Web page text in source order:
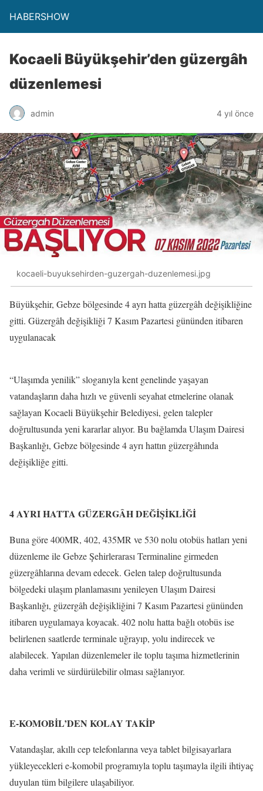
HABERSHOW
Kocaeli Büyükşehir’den güzergâh
düzenlemesi
admin 4 yıl önce
kocaeli-buyuksehirden-guzergah-duzenlemesi.jpg
Büyükşehir, Gebze bölgesinde 4 ayrı hatta güzergâh değişikliğine
gitti. Güzergâh değişikliği 7 Kasım Pazartesi gününden itibaren
uygulanacak
“Ulaşımda yenilik” sloganıyla kent genelinde yaşayan
vatandaşların daha hızlı ve güvenli seyahat etmelerine olanak
sağlayan Kocaeli Büyükşehir Belediyesi, gelen talepler
doğrultusunda yeni kararlar alıyor. Bu bağlamda Ulaşım Dairesi
Başkanlığı, Gebze bölgesinde 4 ayrı hattın güzergâhında
değişikliğe gitti.
4 AYRI HATTA GÜZERGÂH DEĞİŞİKLİĞİ
Buna göre 400MR, 402, 435MR ve 530 nolu otobüs hatları yeni
düzenleme ile Gebze Şehirlerarası Terminaline girmeden
güzergâhlarına devam edecek. Gelen talep doğrultusunda
bölgedeki ulaşım planlamasını yenileyen Ulaşım Dairesi
Başkanlığı, güzergâh değişikliğini 7 Kasım Pazartesi gününden
itibaren uygulamaya koyacak. 402 nolu hatta bağlı otobüs ise
belirlenen saatlerde terminale uğrayıp, yolu indirecek ve
alabilecek. Yapılan düzenlemeler ile toplu taşıma hizmetlerinin
daha verimli ve sürdürülebilir olması sağlanıyor.
E-KOMOBİL’DEN KOLAY TAKİP
Vatandaşlar, akıllı cep telefonlarına veya tablet bilgisayarlara
yükleyecekleri e-komobil programıyla toplu taşımayla ilgili ihtiyaç
duyulan tüm bilgilere ulaşabiliyor.